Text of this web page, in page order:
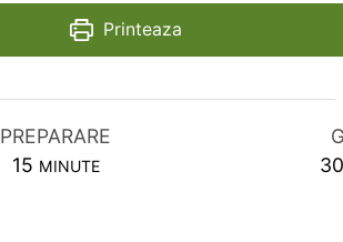
Printeaza
PREPARARE
15MINUTES
MINUTE
30